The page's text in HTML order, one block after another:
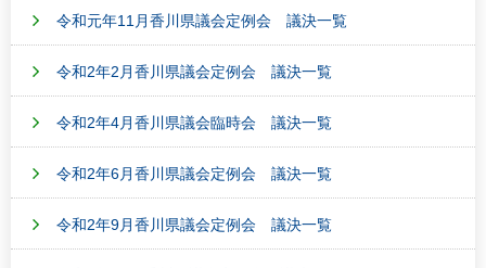
令和元年11月香川県議会定例会 議決一覧
令和2年2月香川県議会定例会 議決一覧
令和2年4月香川県議会臨時会 議決一覧
令和2年6月香川県議会定例会 議決一覧
令和2年9月香川県議会定例会 議決一覧